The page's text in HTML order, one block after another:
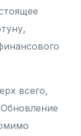
всего,